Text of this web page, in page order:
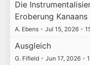
Die
Eroberung Kanaans
A. Ebens • Jul 15, 2026 •
Ausgleich
G. Fifield • Jun 17, 2026 •